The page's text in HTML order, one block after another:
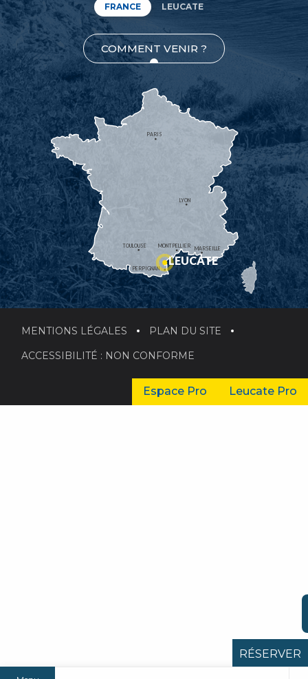
FRANCE LEUCATE
COMMENT VENIR ?
MONTPELLIER
PERPIGNAN
MARSEILLE
TOULOUSE
LYON
PARIS
LEUCATE
MENTIONS LÉGALES PLAN DU SITE
ACCESSIBILITÉ : NON CONFORME
Espace Pro Leucate Pro
RÉSERVER